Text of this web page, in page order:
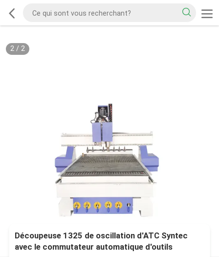
2/ 2
Découpeuse 1325 de oscillation d'ATC Syntec
avec le commutateur automatique d'outils